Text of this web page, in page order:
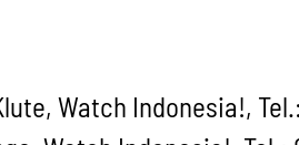
Watch Indonesia!,